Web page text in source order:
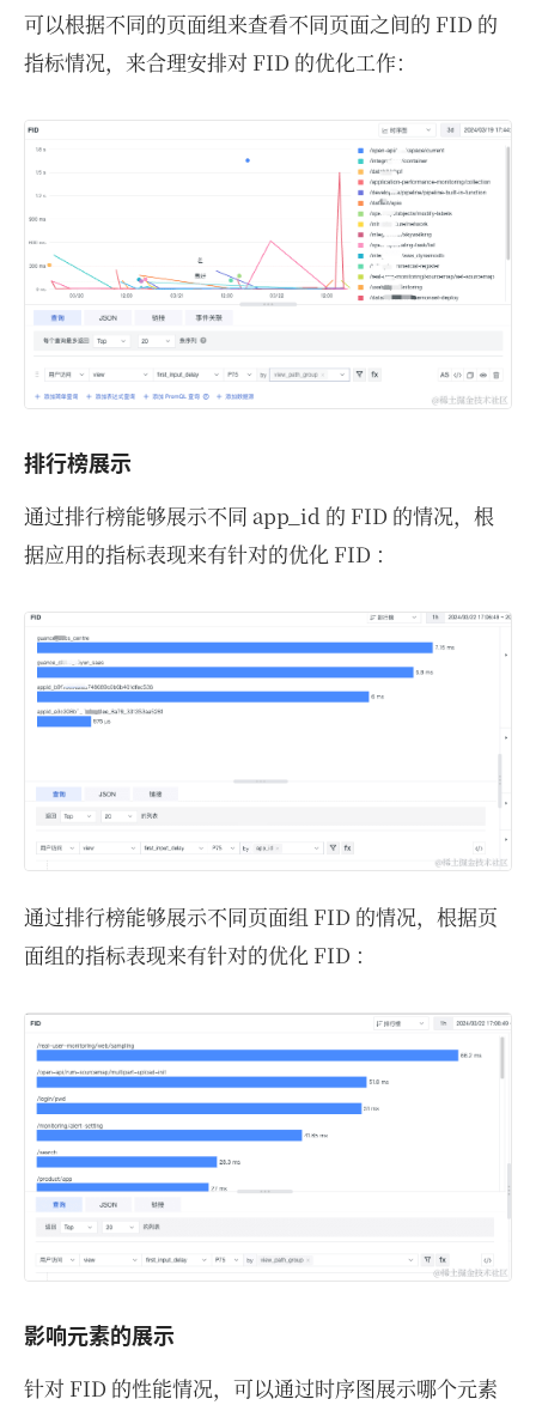
可以根据不同的页面组来查看不同页面之间的 FID 的
指标情况，来合理安排对 FID 的优化工作：
排行榜展示
通过排行榜能够展示不同 app_id 的 FID 的情况，根
据应用的指标表现来有针对的优化 FID ：
通过排行榜能够展示不同页面组 FID 的情况，根据页
面组的指标表现来有针对的优化 FID ：
影响元素的展示
针对 FID 的性能情况，可以通过时序图展示哪个元素